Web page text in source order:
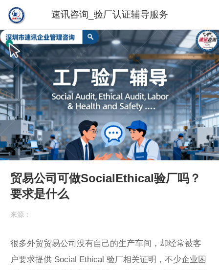
速讯咨询_验厂认证辅导服务
贸易公司可做SocialEthical验厂吗？
要求是什么
来源：
很多外贸贸易公司没有自己的生产车间，却经常被客
户要求提供 Social Ethical 验厂相关证明，不少企业困